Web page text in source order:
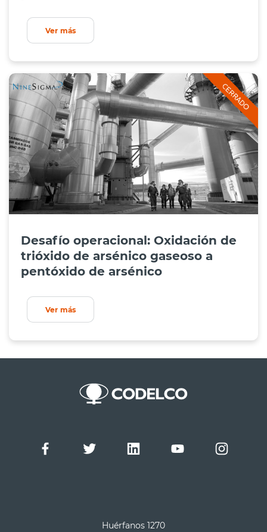
Ver más
Desafío operacional: Oxidación de
trióxido de arsénico gaseoso a
pentóxido de arsénico
Ver más
Huérfanos 1270